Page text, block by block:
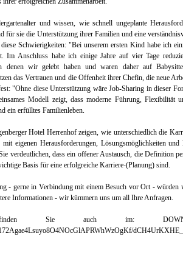
und wissen, wie schnell ungeplante
für sie die Unterstützung ihrer Familien und eine
Schwierigkeiten: "Bei unserem ersten Kind habe ich
Im Anschluss habe ich einige Jahre auf vier Tage
denen wir gelebt haben und waren daher auf
das Vertrauen und die Offenheit ihrer Chefin, die neue
"Ohne diese Unterstützung wäre Job-Sharing in dieser
Modell zeigt, dass moderne Führung, Flexibilität
ein erfülltes Familienleben.
Hotel Herrenhof zeigen, wie unterschiedlich die
eigenen Herausforderungen, Lösungsmöglichkeiten und
verdeutlichen, dass ein offener Austausch, die Definition
Basis für eine erfolgreiche Karriere-(Planung) sind.
- gerne in Verbindung mit einem Besuch vor Ort - würden
Informationen - wir kümmern uns um all Ihre Anfragen.
Sie auch im:
172Agae4Lsuyo8O4NOcGlAPRWhWzOgKf/